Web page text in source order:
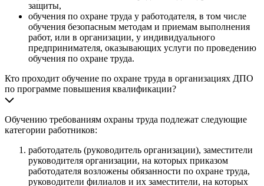
защиты,
обучения по охране труда у работодателя, в том числе
обучения безопасным методам и приемам выполнения
работ, или в организации, у индивидуального
предпринимателя, оказывающих услуги по проведению
обучения по охране труда.
Кто проходит обучение по охране труда в организациях ДПО
по программе повышения квалификации?
Обучению требованиям охраны труда подлежат следующие
категории работников:
работодатель (руководитель организации), заместители
руководителя организации, на которых приказом
работодателя возложены обязанности по охране труда,
руководители филиалов и их заместители, на которых